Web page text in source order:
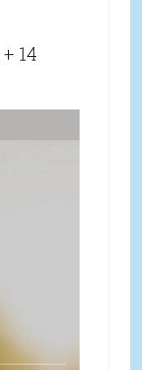
14